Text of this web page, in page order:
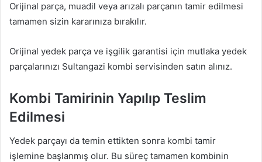
Orijinal parça, muadil veya arızalı parçanın tamir edilmesi
tamamen sizin kararınıza bırakılır.
Orijinal yedek parça ve işgilik garantisi için mutlaka yedek
parçalarınızı Sultangazi kombi servisinden satın alınız.
Kombi Tamirinin Yapılıp Teslim
Edilmesi
Yedek parçayı da temin ettikten sonra kombi tamir
işlemine başlanmış olur. Bu süreç tamamen kombinin